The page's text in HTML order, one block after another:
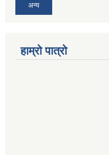
अन्य
हाम्रो पात्रो